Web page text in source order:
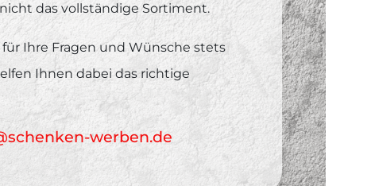
das vollständige Sortiment.
Ihre Fragen und Wünsche stets
Ihnen dabei das richtige
werben.de